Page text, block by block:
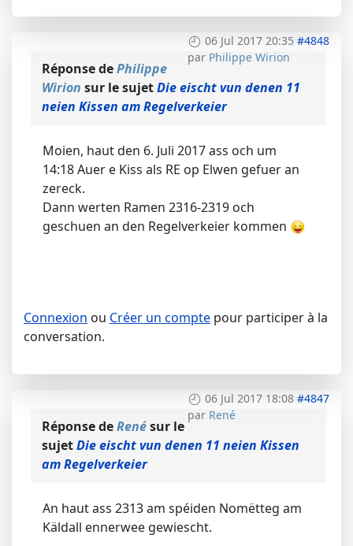
06 Jul 2017 20:35 #4848
par Philippe Wirion
Réponse dePhilippe
Wirion sur le sujetDie eischt vun denen 11
neien Kissen am Regelverkeier
Moien, haut den 6. Juli 2017 ass och um
14:18 Auer e Kiss als RE op Elwen gefuer an
zereck.
Dann werten Ramen 2316-2319 och
geschuen an den Regelverkeier kommen
Connexion ou Créer un compte pour participer à la
conversation.
06 Jul 2017 18:08 #4847
par René
Réponse deRenésur le
sujetDie eischt vun denen 11 neien Kissen
am Regelverkeier
An haut ass 2313 am spéiden Nomëtteg am
Käldall ennerwee gewiescht.